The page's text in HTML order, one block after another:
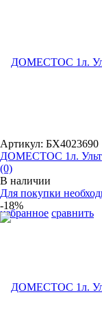
избранное сравнить
Артикул: БХ4023690
ДОМЕСТОС 1л.
(0)
В наличии
Для покупки
-18%